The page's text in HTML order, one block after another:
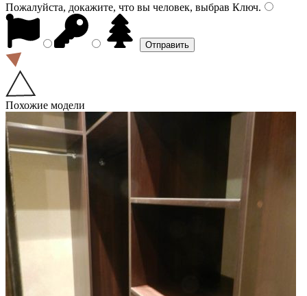
Пожалуйста, докажите, что вы человек, выбрав Ключ.
Похожие модели